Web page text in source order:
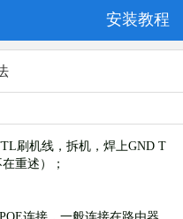
安装教程
刷机线，拆机，焊上GND T
重述）；